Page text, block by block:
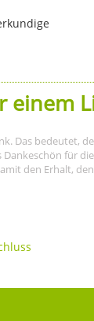
einem
Das bedeutet,
für
den Erhalt,